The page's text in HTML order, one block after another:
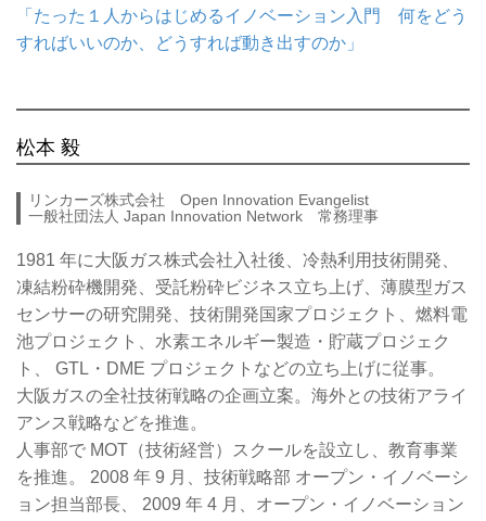
「たった１人からはじめるイノベーション入門 何をどう
すればいいのか、どうすれば動き出すのか」
松本 毅
リンカーズ株式会社 Open Innovation Evangelist
一般社団法人 Japan Innovation Network 常務理事
1981 年に大阪ガス株式会社入社後、冷熱利用技術開発、
凍結粉砕機開発、受託粉砕ビジネス立ち上げ、薄膜型ガス
センサーの研究開発、技術開発国家プロジェクト、燃料電
池プロジェクト、水素エネルギー製造・貯蔵プロジェク
ト、 GTL・DME プロジェクトなどの立ち上げに従事。
大阪ガスの全社技術戦略の企画立案。海外との技術アライ
アンス戦略などを推進。
人事部で MOT（技術経営）スクールを設立し、教育事業
を推進。 2008 年 9 月、技術戦略部 オープン・イノベーシ
ョン担当部長、 2009 年 4 月、オープン・イノベーション